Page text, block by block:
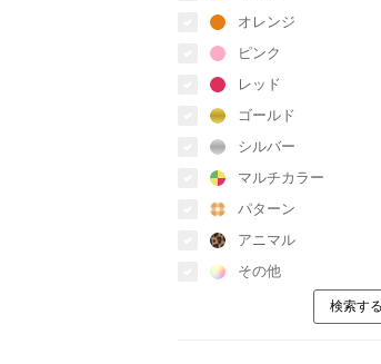
オレンジ
ピンク
レッド
ゴールド
シルバー
マルチカラー
パターン
アニマル
その他